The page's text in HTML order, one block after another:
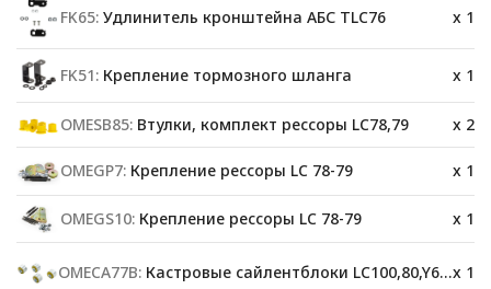
FK65: Удлинитель кронштейна АБС TLC76 x 1
FK51: Крепление тормозного шланга x 1
OMESB85: Втулки, комплект рессоры LC78,79 x 2
OMEGP7: Крепление рессоры LC 78-79 x 1
OMEGS10: Крепление рессоры LC 78-79 x 1
OMECA77B: Кастровые сайлентблоки LC100,80,Y60,78 x 1